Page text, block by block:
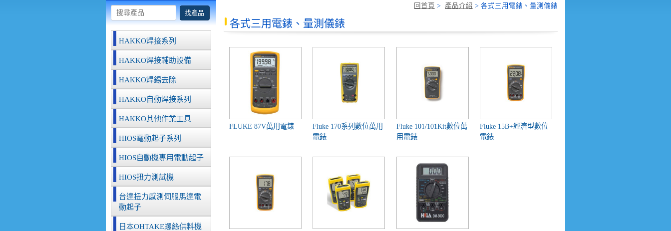
回首頁 > 產品介紹 > 各式三用電錶、量測儀錶
各式三用電錶、量測儀錶
FLUKE 87V萬用電錶
Fluke 170系列數位萬用
電錶
Fluke 101/101Kit數位萬
用電錶
Fluke 15B+經濟型數位
電錶
找產品
HAKKO焊接系列
HAKKO焊接輔助設備
HAKKO焊錫去除
HAKKO自動焊接系列
HAKKO其他作業工具
HIOS電動起子系列
HIOS自動機專用電動起子
HIOS扭力測試機
台達扭力感測伺服馬達電
動起子
日本OHTAKE螺絲供料機